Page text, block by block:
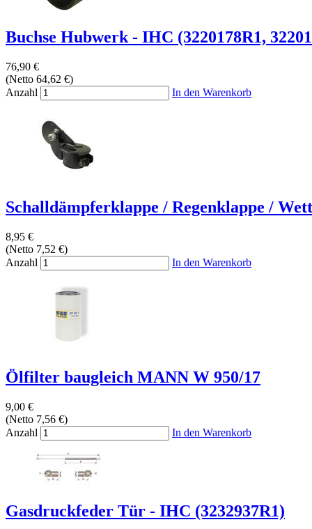
Buchse Hubwerk - IHC (3220178R1,
76,90 €
(Netto 64,62 €)
Anzahl
In den Warenkorb
Schalldämpferklappe / Regenklappe /
8,95 €
(Netto 7,52 €)
Anzahl
In den Warenkorb
Ölfilter baugleich MANN W 950/17
9,00 €
(Netto 7,56 €)
Anzahl
In den Warenkorb
Gasdruckfeder Tür - IHC (3232937R1)